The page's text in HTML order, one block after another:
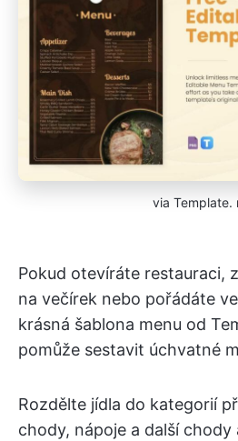
via Template.
Pokud otevíráte restauraci,
na večírek nebo pořádáte
krásná šablona menu od
pomůže sestavit úchvatné
Rozdělte jídla do kategorií
chody, nápoje a další chody